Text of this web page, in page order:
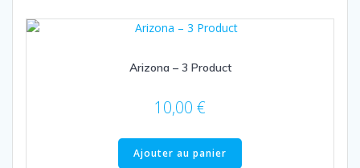
Arizona – 3 Product
10,00 €
Ajouter au panier